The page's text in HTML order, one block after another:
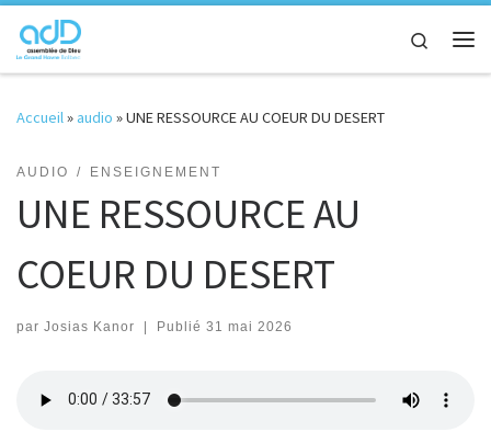
Passer au contenu
Search
Accueil» audio »UNE RESSOURCE AU COEUR DU DESERT
AUDIO ENSEIGNEMENT
UNE RESSOURCE AU
COEUR DU DESERT
par Josias Kanor | Publié 31 mai 2026